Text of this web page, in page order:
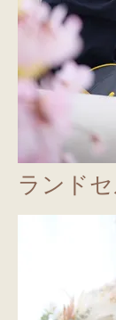
ランド